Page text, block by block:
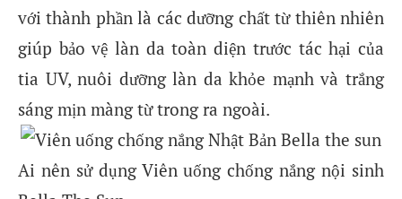
với thành phần là các dưỡng chất từ thiên nhiên
giúp bảo vệ làn da toàn diện trước tác hại của
tia UV, nuôi dưỡng làn da khỏe mạnh và trắng
sáng mịn màng từ trong ra ngoài.
Ai nên sử dụng Viên uống chống nắng nội sinh